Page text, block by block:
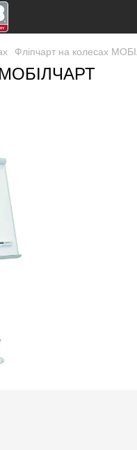
Фліпчарт на колесах
МОБІЛЧАРТ